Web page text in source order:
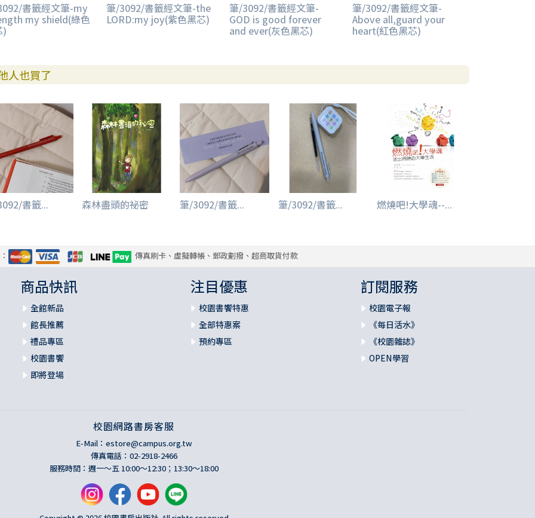
書籤經文筆-my
my shield(綠色
)
筆/3092/書籤經文筆-the
LORD:my joy(紫色黑芯)
筆/3092/書籤經文筆-
GOD is good forever
and ever(灰色黑芯)
筆/3092/書籤經文筆-
Above all,guard your
heart(紅色黑芯)
人也買了
書籤... 森林盡頭的祕密 筆/3092/書籤... 筆/3092/書籤... 燃燒吧!大學魂--...
傳真刷卡、虛擬轉帳、郵政劃撥、超商取貨付款
商品快訊
全館新品
館長推薦
禮品專區
校園書饗
即將登場
注目優惠
校園書饗特惠
全部特惠案
預約專區
訂閱服務
校園電子報
《每日活水》
《校園雜誌》
OPEN學習
校園網路書房客服
E-Mail： estore@campus.org.tw
傳真電話：02-2918-2466
服務時間：週一～五 10:00～12:30；13:30～18:00